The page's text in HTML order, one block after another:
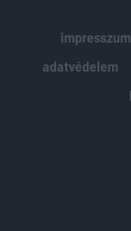
impresszum
adatvédelem